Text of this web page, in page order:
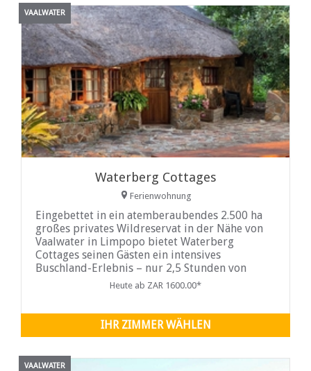
VAALWATER
Waterberg Cottages
Ferienwohnung
Eingebettet in ein atemberaubendes 2.500 ha
großes privates Wildreservat in der Nähe von
Vaalwater in Limpopo bietet Waterberg
Cottages seinen Gästen ein intensives
Buschland-Erlebnis – nur 2,5 Stunden von
Pretoria entfernt.Heute ab ZAR 1600.00*
IHR ZIMMER WÄHLEN
VAALWATER